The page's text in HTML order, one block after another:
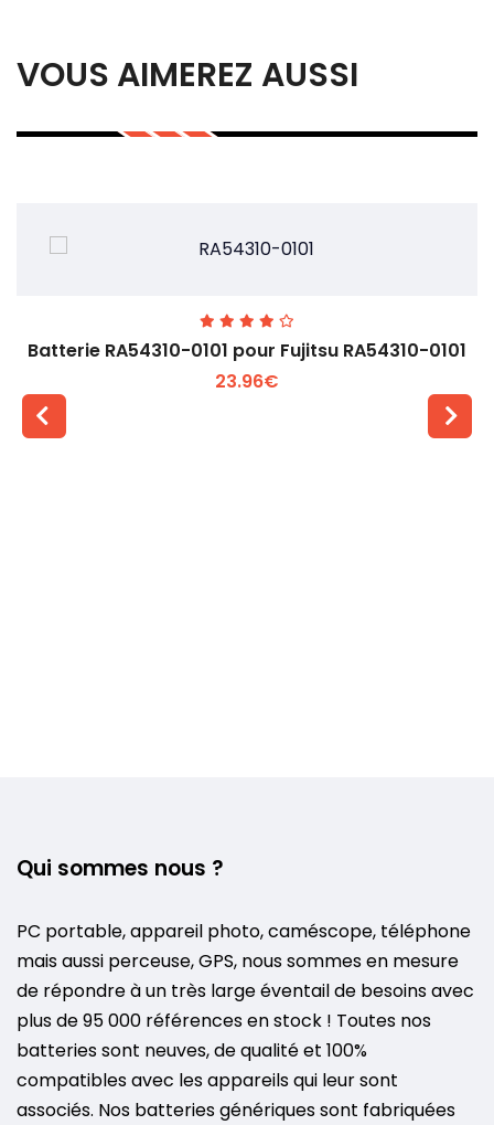
VOUS AIMEREZ AUSSI
Batterie RA54310-0101 pour Fujitsu RA54310-0101
23.96€
Qui sommes nous ?
PC portable, appareil photo, caméscope, téléphone
mais aussi perceuse, GPS, nous sommes en mesure
de répondre à un très large éventail de besoins avec
plus de 95 000 références en stock ! Toutes nos
batteries sont neuves, de qualité et 100%
compatibles avec les appareils qui leur sont
associés. Nos batteries génériques sont fabriquées